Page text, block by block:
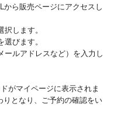
ら販売ページにアクセスし
します。
びます。
ルアドレスなど）を入力し
がマイページに表示されま
となり、ご予約の確認をい